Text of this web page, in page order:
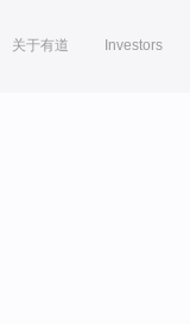
关于有道 Investors